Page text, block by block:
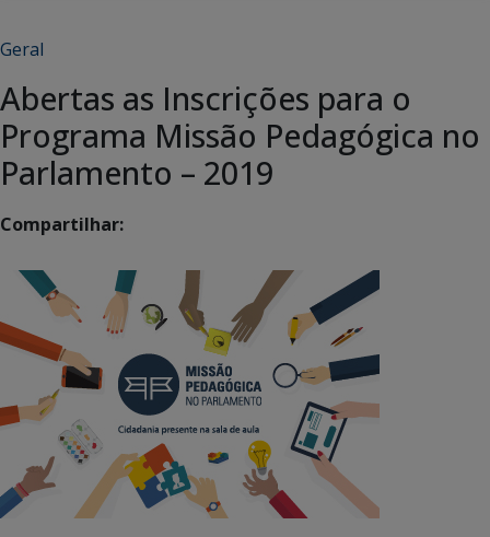
Geral
Abertas as Inscrições para o
Programa Missão Pedagógica no
Parlamento – 2019
Compartilhar: